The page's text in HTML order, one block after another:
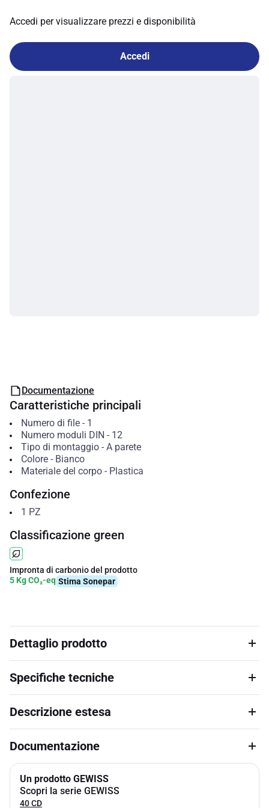
Accedi per visualizzare prezzi e disponibilità
Accedi
Documentazione
Caratteristiche principali
Numero di file- 1
Numero moduli DIN - 12
Tipo di montaggio- A parete
Colore- Bianco
Materiale del corpo- Plastica
Confezione
1 PZ
Classificazione green
Impronta di carbonio del prodotto
5 Kg CO₂-eq Stima Sonepar
Dettaglio prodotto
Specifiche tecniche
Descrizione estesa
Documentazione
Un prodotto GEWISS
Scopri la serie GEWISS
40 CD